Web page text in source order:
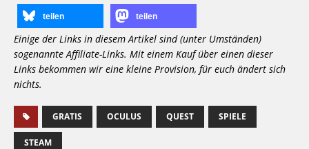
teilen teilen
Einige der Links in diesem Artikel sind (unter Umständen)
sogenannte Affiliate-Links. Mit einem Kauf über einen dieser
Links bekommen wir eine kleine Provision, für euch ändert sich
nichts.
GRATIS OCULUS QUEST SPIELE
STEAM